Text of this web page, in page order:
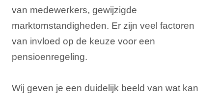
van medewerkers, gewijzigde
marktomstandigheden. Er zijn veel factoren
van invloed op de keuze voor een
pensioenregeling.
Wij geven je een duidelijk beeld van wat kan